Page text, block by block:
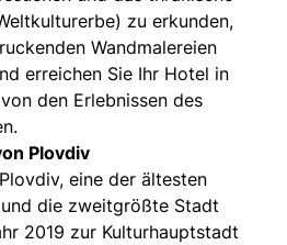
zu erkunden,
Wandmalereien
erreichen Sie Ihr Hotel in
den Erlebnissen des
Plovdiv
eine der ältesten
die zweitgrößte Stadt
2019 zur Kulturhauptstadt